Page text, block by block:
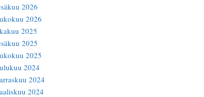
2026
2026
2025
2025
2025
2024
2024
2024